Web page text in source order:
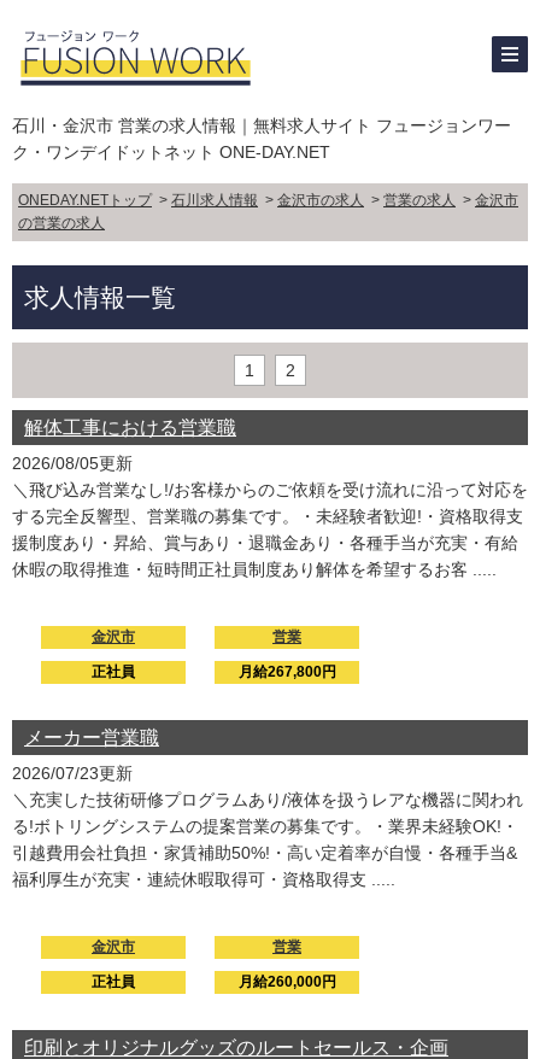
石川・金沢市 営業の求人情報｜無料求人サイト フュージョンワー
ク・ワンデイドットネット ONE-DAY.NET
ONEDAY.NETトップ > 石川求人情報 > 金沢市の求人 > 営業の求人 > 金沢市
の営業の求人
求人情報一覧
1 2
解体工事における営業職
2026/08/05更新
＼飛び込み営業なし!/お客様からのご依頼を受け流れに沿って対応を
する完全反響型、営業職の募集です。・未経験者歓迎!・資格取得支
援制度あり・昇給、賞与あり・退職金あり・各種手当が充実・有給
休暇の取得推進・短時間正社員制度あり解体を希望するお客 .....
金沢市 営業
正社員 月給267,800円
メーカー営業職
2026/07/23更新
＼充実した技術研修プログラムあり/液体を扱うレアな機器に関われ
る!ボトリングシステムの提案営業の募集です。・業界未経験OK!・
引越費用会社負担・家賃補助50%!・高い定着率が自慢・各種手当&
福利厚生が充実・連続休暇取得可・資格取得支 .....
金沢市 営業
正社員 月給260,000円
印刷とオリジナルグッズのルートセールス・企画